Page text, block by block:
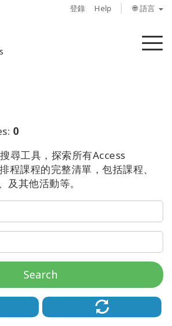
登錄 Help 🌐 語言
菜
0
尋工具，探索所有Access
程課程的完整清單，包括課程、
其他活動等。
Search